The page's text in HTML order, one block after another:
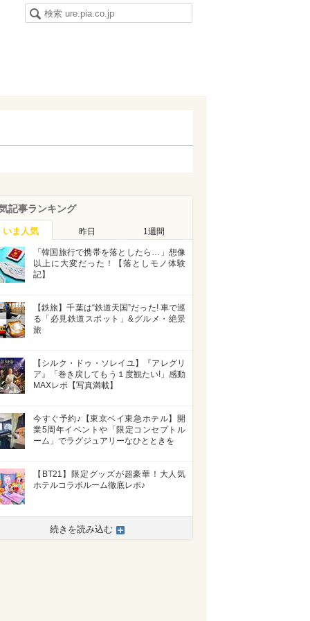
記事ランキング
いま人気 昨日 1週間
「韓国旅行で携帯を落としたら…」想像
以上に大変だった！【落としモノ体験
記】
【鉄旅】千葉は“鉄道天国”だった! 車で巡
る「必見鉄道スポット」&グルメ・絶景
旅
【シルク・ドゥ・ソレイユ】『アレグリ
ア』「巻き戻してもう１度観たい!」感動
MAXレポ【写真満載】
今すぐ予約♪【東京ベイ東急ホテル】開
業5周年イベントや「限定コンセプトル
ーム」でラグジュアリーなひとときを
【BT21】限定グッズが超豪華！大人気
ホテルコラボルーム徹底レポ♪
続きを読み込む